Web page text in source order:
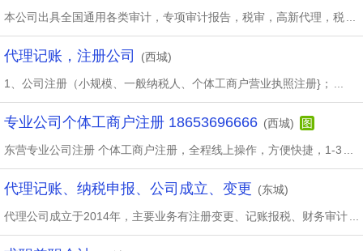
本公司出具全国通用各类审计，专项审计报告，税审，高新代理，税
代理记账，注册公司 (西城)
1、公司注册（小规模、一般纳税人、个体工商户营业执照注册}；
专业公司个体工商户注册 18653696666 (西城) 图
东营专业公司注册 个体工商户注册，全程线上操作，方便快捷，1-3
代理记账、纳税申报、公司成立、变更 (东城)
代理公司成立于2014年，主要业务有注册变更、记账报税、财务审计